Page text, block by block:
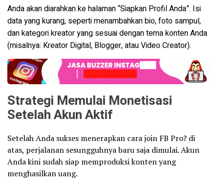
Anda akan diarahkan ke halaman “Siapkan Profil Anda”. Isi
data yang kurang, seperti menambahkan bio, foto sampul,
dan kategori kreator yang sesuai dengan tema konten Anda
(misalnya: Kreator Digital, Blogger, atau Video Creator).
Strategi Memulai Monetisasi
Setelah Akun Aktif
Setelah Anda sukses menerapkan cara join FB Pro? di
atas, perjalanan sesungguhnya baru saja dimulai. Akun
Anda kini sudah siap memproduksi konten yang
menghasilkan uang.